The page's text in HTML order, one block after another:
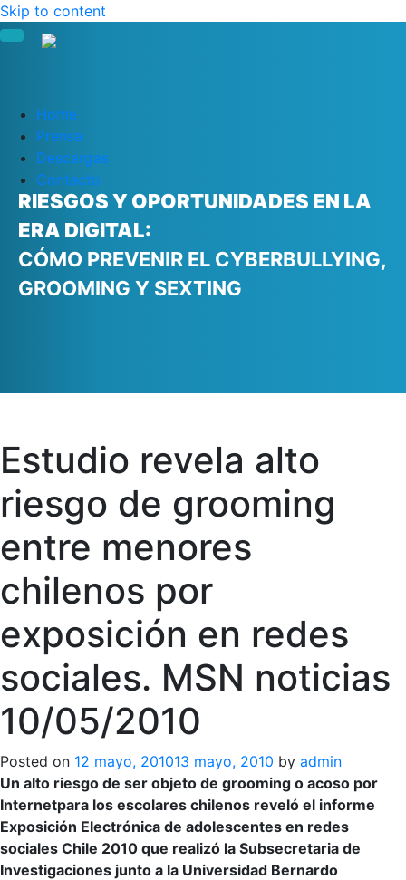
Skip to content
Home
Prensa
Descargas
Contacto
RIESGOS Y OPORTUNIDADES EN LA
ERA DIGITAL:
CÓMO PREVENIR EL CYBERBULLYING,
GROOMING Y SEXTING
Estudio revela alto
riesgo de grooming
entre menores
chilenos por
exposición en redes
sociales. MSN noticias
10/05/2010
Posted on 12 mayo, 201013 mayo, 2010 by admin
Un alto riesgo de ser objeto de grooming o acoso por
Internetpara los escolares chilenos reveló el informe
Exposición Electrónica de adolescentes en redes
sociales Chile 2010 que realizó la Subsecretaria de
Investigaciones junto a la Universidad Bernardo